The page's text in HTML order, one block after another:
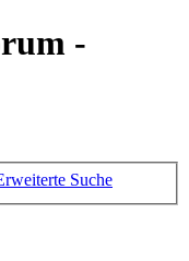
-
Suche